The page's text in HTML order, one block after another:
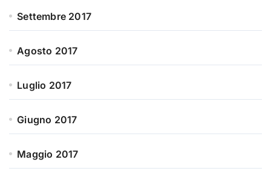
Settembre 2017
Agosto 2017
Luglio 2017
Giugno 2017
Maggio 2017